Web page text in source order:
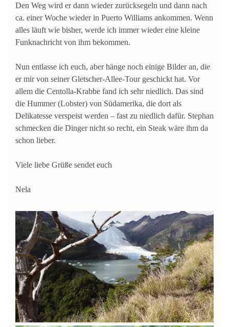
Den Weg wird er dann wieder zurücksegeln und dann nach
ca. einer Woche wieder in Puerto Williams ankommen. Wenn
alles läuft wie bisher, werde ich immer wieder eine kleine
Funknachricht von ihm bekommen.
Nun entlasse ich euch, aber hänge noch einige Bilder an, die
er mir von seiner Gletscher-Allee-Tour geschickt hat. Vor
allem die Centolla-Krabbe fand ich sehr niedlich. Das sind
die Hummer (Lobster) von Südamerika, die dort als
Delikatesse verspeist werden – fast zu niedlich dafür. Stephan
schmecken die Dinger nicht so recht, ein Steak wäre ihm da
schon lieber.
Viele liebe Grüße sendet euch
Nela